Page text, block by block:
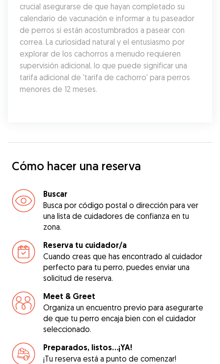
crucial asegurarse de que hayan completado su
calendario de vacunación e informar a tu paseador
de perros si están acostumbrados a pasear con
correa. La curiosidad natural y el entusiasmo por
explorar de los cachorros a menudo requieren
supervisión adicional, lo que puede significar una
tarifa adicional de 'tarifa de cachorro' para perros
menores de 12 meses.
Cómo hacer una reserva
Buscar
Busca por código postal o dirección para ver
una lista de cuidadores de confianza en tu
zona.
Reserva tu cuidador/a
Cuando creas que has encontrado al cuidador
perfecto para tu perro, puedes enviar una
solicitud de reserva.
Meet & Greet
Organiza un encuentro previo para asegurarte
de que tu perro encaja bien con el cuidador
seleccionado.
Preparados, listos...¡YA!
¡Tu reserva está a punto de comenzar!